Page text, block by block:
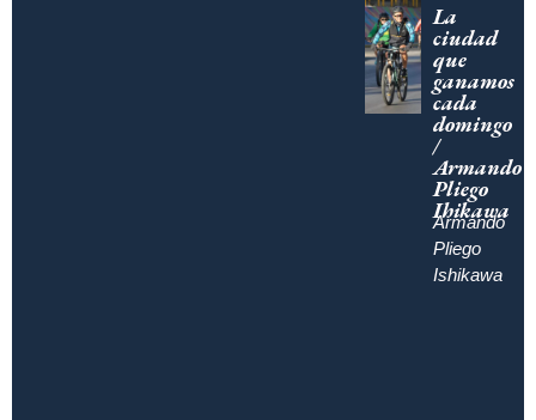
La
ciudad
que
ganamos
cada
domingo
/
Armando
Pliego
Ihikawa
Armando
Pliego
Ishikawa